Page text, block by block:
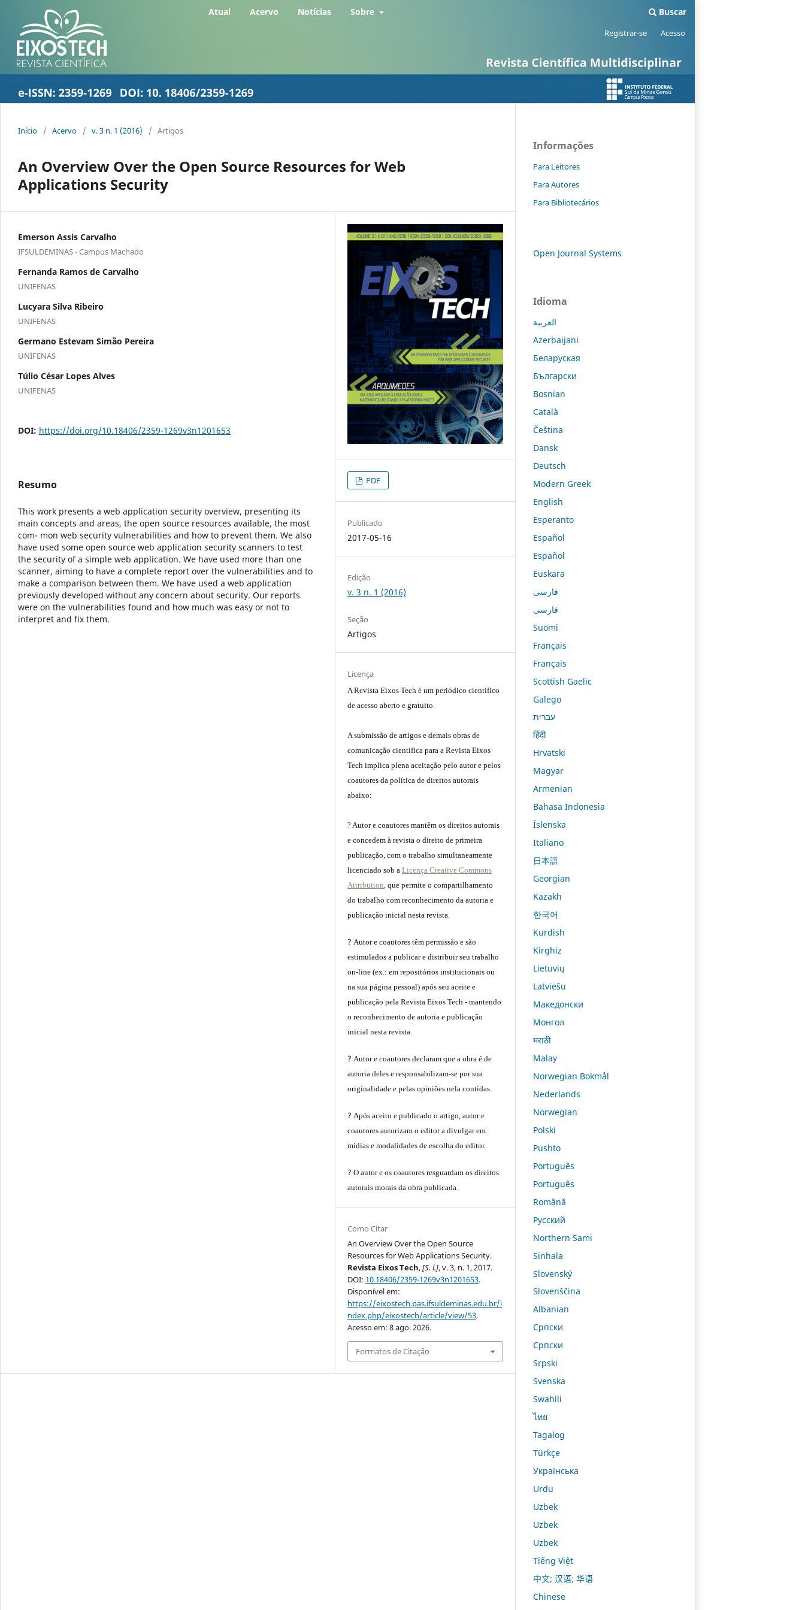
Atual Acervo Notícias Sobre Buscar
Registrar-se Acesso
Início / Acervo / v. 3 n. 1 (2016) / Artigos
An Overview Over the Open Source Resources for Web
Applications Security
Emerson Assis Carvalho
IFSULDEMINAS - Campus Machado
Fernanda Ramos de Carvalho
UNIFENAS
Lucyara Silva Ribeiro
UNIFENAS
Germano Estevam Simão Pereira
UNIFENAS
Túlio César Lopes Alves
UNIFENAS
DOI: https://doi.org/10.18406/2359-1269v3n1201653
Resumo
This work presents a web application security overview, presenting its
main concepts and areas, the open source resources available, the most
com- mon web security vulnerabilities and how to prevent them. We also
have used some open source web application security scanners to test
the security of a simple web application. We have used more than one
scanner, aiming to have a complete report over the vulnerabilities and to
make a comparison between them. We have used a web application
previously developed without any concern about security. Our reports
were on the vulnerabilities found and how much was easy or not to
interpret and fix them.
PDF
Publicado
2017-05-16
Edição
v. 3 n. 1 (2016)
Seção
Artigos
Licença
A Revista Eixos Tech é um periódico científico
de acesso aberto e gratuito.
A submissão de artigos e demais obras de
comunicação científica para a Revista Eixos
Tech implica plena aceitação pelo autor e pelos
coautores da política de direitos autorais
abaixo:
? Autor e coautores mantêm os direitos autorais
e concedem à revista o direito de primeira
publicação, com o trabalho simultaneamente
licenciado sob aLicença Creative Commons
Attribution , que permite o compartilhamento
do trabalho com reconhecimento da autoria e
publicação inicial nesta revista.
?Autor e coautores têm permissão e são
estimulados a publicar e distribuir seu trabalho
on-line (ex.: em repositórios institucionais ou
na sua página pessoal) após seu aceite e
publicação pela Revista Eixos Tech - mantendo
o reconhecimento de autoria e publicação
inicial nesta revista.
?Autor e coautores declaram que a obra é de
autoria deles e responsabilizam-se por sua
originalidade e pelas opiniões nela contidas.
?Após aceito e publicado o artigo, autor e
coautores autorizam o editor a divulgar em
mídias e modalidades de escolha do editor.
?O autor e os coautores resguardam os direitos
autorais morais da obra publicada.
Como Citar
An Overview Over the Open Source
Resources for Web Applications Security.
Revista Eixos Tech,[S. l.], v. 3, n. 1, 2017.
DOI: 10.18406/2359-1269v3n1201653.
Disponível em:
https://eixostech.pas.ifsuldeminas.edu.br/i
ndex.php/eixostech/article/view/53.
Acesso em: 8 ago. 2026.
Formatos de Citação
Informações
Para Leitores
Para Autores
Para Bibliotecários
Open Journal Systems
Idioma
العربية
Azerbaijani
Беларуская
Български
Bosnian
Català
Čeština
Dansk
Deutsch
Modern Greek
English
Esperanto
Español
Español
Euskara
فارسی
فارسی
Suomi
Français
Français
Scottish Gaelic
Galego
עברית
हिंदी
Hrvatski
Magyar
Armenian
Bahasa Indonesia
Íslenska
Italiano
日本語
Georgian
Kazakh
한국어
Kurdish
Kirghiz
Lietuvių
Latviešu
Македонски
Монгол
मराठी
Malay
Norwegian Bokmål
Nederlands
Norwegian
Polski
Pushto
Português
Português
Română
Русский
Northern Sami
Sinhala
Slovenský
Slovenščina
Albanian
Српски
Српски
Srpski
Svenska
Swahili
ไทย
Tagalog
Türkçe
Українська
Urdu
Uzbek
Uzbek
Uzbek
Tiếng Việt
中文; 汉语; 华语
Chinese